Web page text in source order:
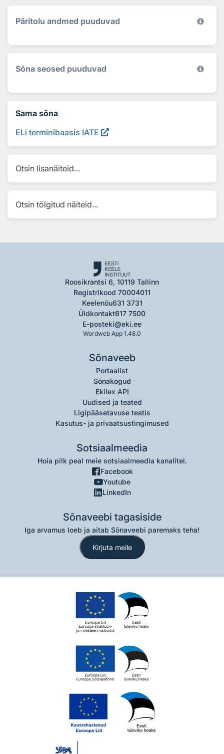
Päritolu andmed puuduvad
Sõna seosed puuduvad
Sama sõna
ELi terminibaasis IATE
Otsin lisanäiteid...
Otsin tõlgitud näiteid...
Roosikrantsi 6, 10119 Tallinn
Registrikood 70004011
Keelenõu631 3731
Üldkontakt617 7500
E-posteki@eki.ee
Wordweb App 1.48.0
Sõnaveeb
Portaalist
Sõnakogud
Ekilex API
Uudised ja teated
Ligipääsetavuse teatis
Kasutus- ja privaatsustingimused
Sotsiaalmeedia
Hoia pilk peal meie sotsiaalmeedia kanalitel.
Facebook
Youtube
LinkedIn
Sõnaveebi tagasiside
Iga arvamus loeb ja aitab Sõnaveebi paremaks teha!
Kirjuta meile